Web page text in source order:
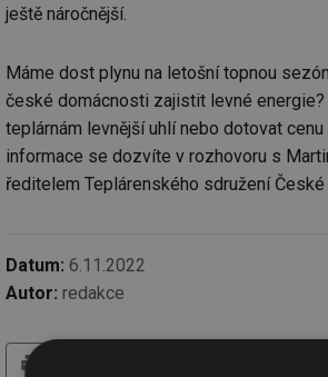
ještě náročnější.
Máme dost plynu na letošní topnou
české domácnosti zajistit levné
teplárnám levnější uhlí nebo dotovat
informace se dozvíte v rozhovoru s
ředitelem Teplárenského sdružení České
Datum: 6.11.2022
Autor: redakce